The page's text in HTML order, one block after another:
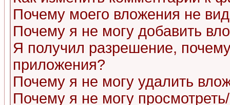
Почему моего вложения не
Почему я не могу добавить
Я получил разрешение,
приложения?
Почему я не могу удалить
Почему я не могу